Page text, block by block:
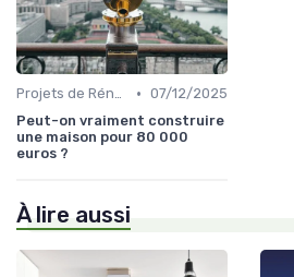
Projets de Rénovation • 07/12/2025
Peut-on vraiment construire
une maison pour 80 000
euros ?
À lire aussi